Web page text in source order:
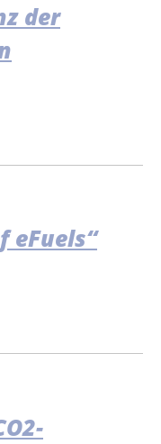
der
eFuels“